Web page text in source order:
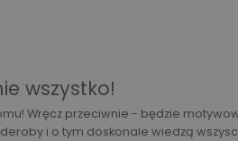
wszystko!
Wręcz przeciwnie - będzie
i o tym doskonale wiedzą